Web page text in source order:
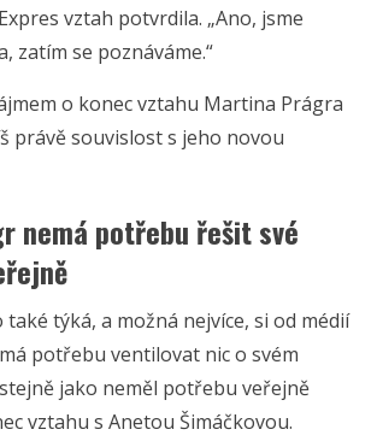
vztah potvrdila. „Ano, jsme
zatím se poznáváme.“
o konec vztahu Martina Prágra
právě souvislost s jeho novou
nemá potřebu řešit své
týká, a možná nejvíce, si od médií
potřebu ventilovat nic o svém
jako neměl potřebu veřejně
vztahu s Anetou Šimáčkovou.